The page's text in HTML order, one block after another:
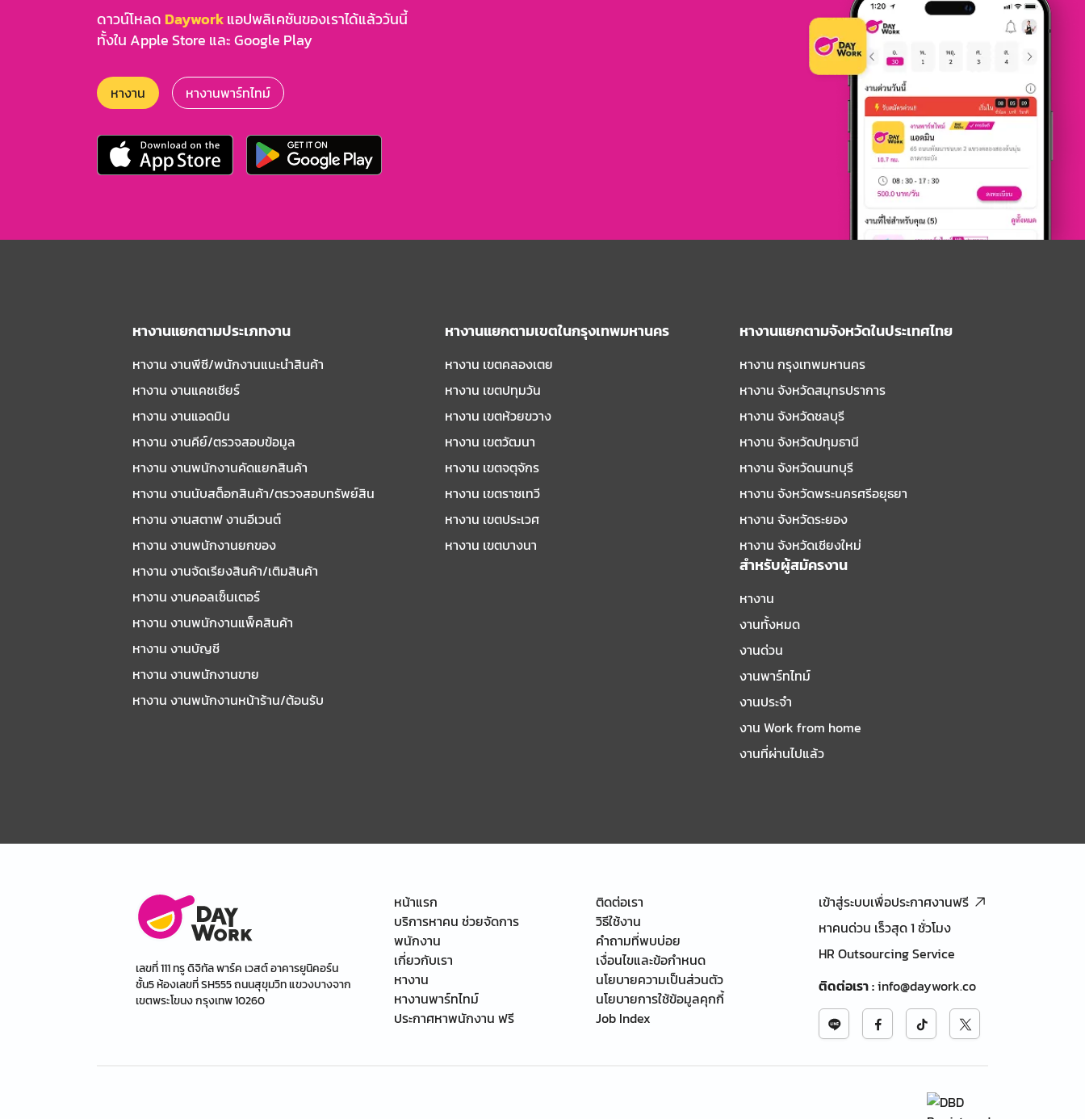
ดาวน์โหลด Dayworkแอปพลิเคชันของเราได้แล้ววันนี้
ทั้งใน Apple Store และ Google Play
หางาน หางานพาร์ทไทม์
หางานแยกตามประเภทงาน
หางาน งานพีซี/พนักงานแนะนําสินค้า
หางาน งานแคชเชียร์
หางาน งานแอดมิน
หางาน งานคีย์/ตรวจสอบข้อมูล
หางาน งานพนักงานคัดแยกสินค้า
หางาน งานนับสต็อกสินค้า/ตรวจสอบทรัพย์สิน
หางาน งานสตาฟ งานอีเวนต์
หางาน งานพนักงานยกของ
หางาน งานจัดเรียงสินค้า/เติมสินค้า
หางาน งานคอลเซ็นเตอร์
หางาน งานพนักงานแพ็คสินค้า
หางาน งานบัญชี
หางาน งานพนักงานขาย
หางาน งานพนักงานหน้าร้าน/ต้อนรับ
หางานแยกตามเขตในกรุงเทพมหานคร
หางาน เขตคลองเตย
หางาน เขตปทุมวัน
หางาน เขตห้วยขวาง
หางาน เขตวัฒนา
หางาน เขตจตุจักร
หางาน เขตราชเทวี
หางาน เขตประเวศ
หางาน เขตบางนา
หางานแยกตามจังหวัดในประเทศไทย
หางาน กรุงเทพมหานคร
หางาน จังหวัดสมุทรปราการ
หางาน จังหวัดชลบุรี
หางาน จังหวัดปทุมธานี
หางาน จังหวัดนนทบุรี
หางาน จังหวัดพระนครศรีอยุธยา
หางาน จังหวัดระยอง
หางาน จังหวัดเชียงใหม่
สำหรับผู้สมัครงาน
หางาน
งานทั้งหมด
งานด่วน
งานพาร์ทไทม์
งานประจำ
งาน Work from home
งานที่ผ่านไปแล้ว
เลขที่ 111 ทรู ดิจิทัล พาร์ค เวสต์ อาคารยูนิคอร์น
ชั้น5 ห้องเลขที่ SH555 ถนนสุขุมวิท แขวงบางจาก
เขตพระโขนง กรุงเทพ 10260
หน้าแรก
บริการหาคน ช่วยจัดการ
พนักงาน
เกี่ยวกับเรา
หางาน
หางานพาร์ทไทม์
ประกาศหาพนักงาน ฟรี
ติดต่อเรา
วิธีใช้งาน
คำถามที่พบบ่อย
เงื่อนไขและข้อกำหนด
นโยบายความเป็นส่วนตัว
นโยบายการใช้ข้อมูลคุกกี้
Job Index
เข้าสู่ระบบเพื่อประกาศงานฟรี
หาคนด่วน เร็วสุด 1 ชั่วโมง
HR Outsourcing Service
ติดต่อเรา:info@daywork.co